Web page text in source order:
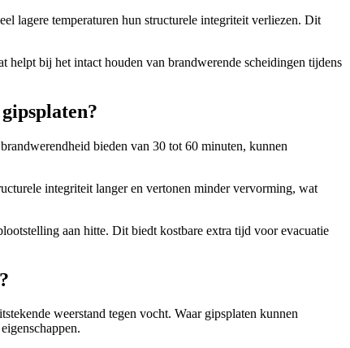
lagere temperaturen hun structurele integriteit verliezen. Dit
bij het intact houden van brandwerende scheidingen tijdens
bieden van 30 tot 60 minuten, kunnen
integriteit langer en vertonen minder vervorming, wat
aan hitte. Dit biedt kostbare extra tijd voor evacuatie
weerstand tegen vocht. Waar gipsplaten kunnen